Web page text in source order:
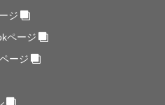
ジ
ページ
ージ